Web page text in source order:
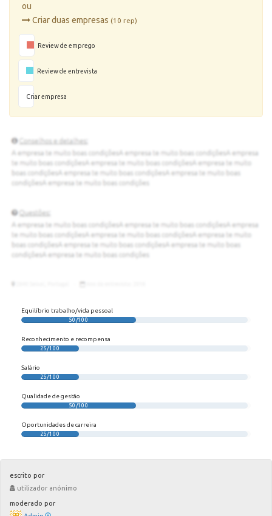
ou
Criar duas empresas (10 rep)
Review de emprego
Review de entrevista
Criar empresa
Equilíbrio trabalho/vida pessoal
50/100
Reconhecimento e recompensa
25/100
Salário
25/100
Qualidade de gestão
50/100
Oportunidades de carreira
25/100
escrito por
utilizador anónimo
moderado por